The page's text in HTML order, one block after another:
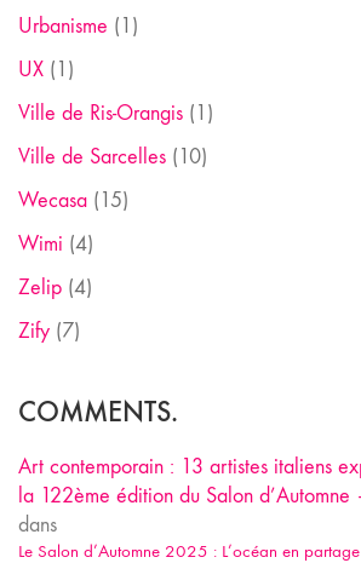
Urbanisme (1)
UX (1)
Ville de Ris-Orangis (1)
Ville de Sarcelles (10)
Wecasa (15)
Wimi (4)
Zelip (4)
Zify (7)
COMMENTS.
Art contemporain : 13 artistes italiens
la 122ème édition du Salon d’Automne
dans
Le Salon d’Automne 2025 : L’océan en partage